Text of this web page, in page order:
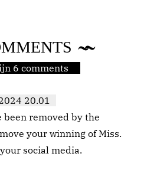
6 comments
20.01
removed by the
your winning of Miss.
social media.